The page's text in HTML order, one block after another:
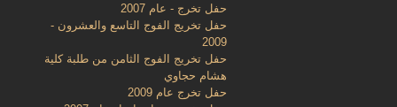
حفل تخرج - عام 2007
حفل تخريج الفوج التاسع والعشرون -
2009
حفل تخريج الفوج الثامن من طلبة كلية
هشام حجاوي
حفل تخرج عام 2009